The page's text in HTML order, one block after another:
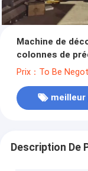
Machine de
colonnes de
courant
Prix：To Be
meilleur
Description De